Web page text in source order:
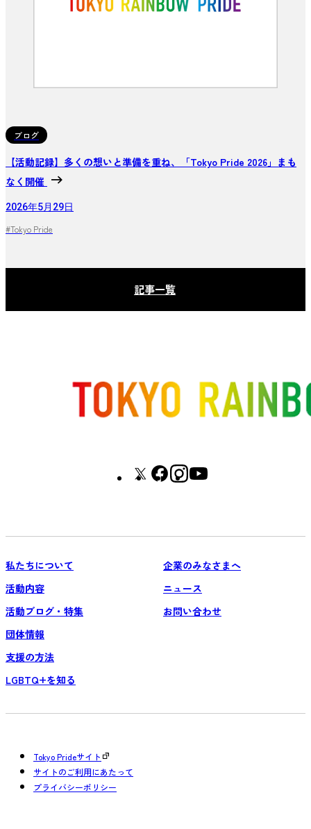
記事一覧
ブログ
【活動記録】多くの想いと準備を重ね、「Tokyo Pride 2026」まも
なく開催
2026年5月29日
#Tokyo Pride
私たちについて
活動内容
活動ブログ・特集
団体情報
支援の方法
LGBTQ+を知る
企業のみなさまへ
ニュース
お問い合わせ
Tokyo Prideサイト
サイトのご利用にあたって
プライバシーポリシー